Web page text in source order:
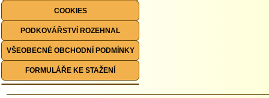
COOKIES
PODKOVÁŘSTVÍ ROZEHNAL
VŠEOBECNÉ OBCHODNÍ PODMÍNKY
FORMULÁŘE KE STAŽENÍ